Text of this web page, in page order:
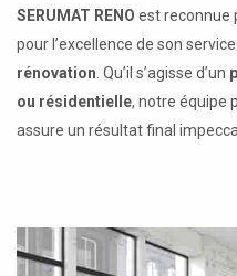
SERUMAT RENO est reconnue
pour l’excellence de son
rénovation . Qu’il s’agisse d’un
ou résidentielle, notre équipe
assure un résultat final